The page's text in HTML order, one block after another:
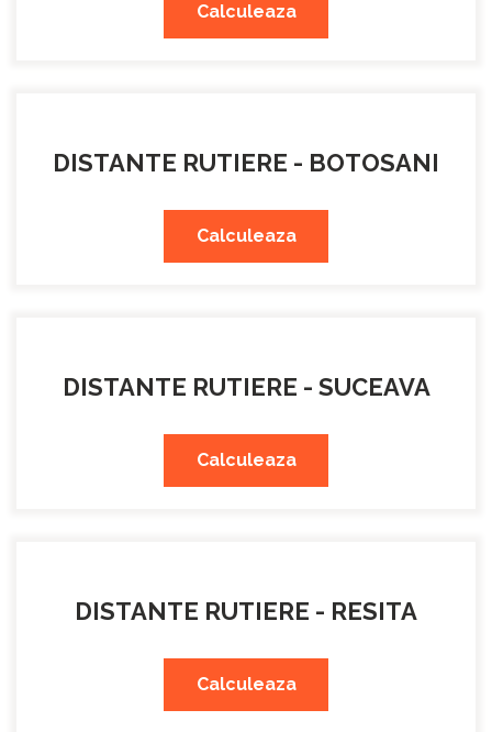
Calculeaza
DISTANTE RUTIERE - BOTOSANI
Calculeaza
DISTANTE RUTIERE - SUCEAVA
Calculeaza
DISTANTE RUTIERE - RESITA
Calculeaza